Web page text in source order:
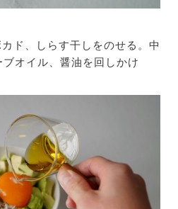
ド、しらす干しをのせる。中
オイル、醤油を回しかけ